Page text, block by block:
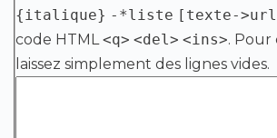
{italique} -*liste [texte-
code HTML<q> <del> <ins>. Pour
laissez simplement des lignes vides.